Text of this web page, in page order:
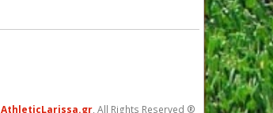
AthleticLarissa.gr, All Rights Reserved ®